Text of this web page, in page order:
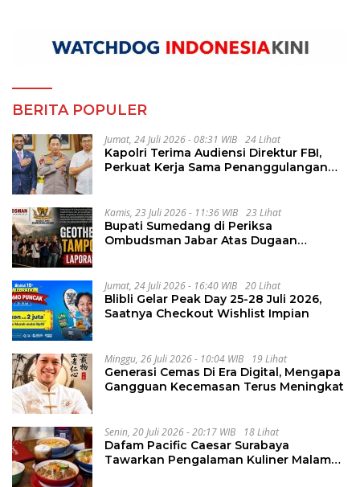
BERITA POPULER
Jumat, 24 Juli 2026 - 08:31 WIB 24 Lihat
Kapolri Terima Audiensi Direktur FBI,
Perkuat Kerja Sama Penanggulangan
Kamis, 23 Juli 2026 - 11:36 WIB 23 Lihat
Bupati Sumedang di Periksa
Ombudsman Jabar Atas Dugaan
Jumat, 24 Juli 2026 - 16:40 WIB 20 Lihat
Blibli Gelar Peak Day 25-28 Juli 2026,
Saatnya Checkout Wishlist Impian
Minggu, 26 Juli 2026 - 10:04 WIB 19 Lihat
Generasi Cemas Di Era Digital, Mengapa
Gangguan Kecemasan Terus Meningkat
Senin, 20 Juli 2026 - 20:17 WIB 18 Lihat
Dafam Pacific Caesar Surabaya
Tawarkan Pengalaman Kuliner Malam